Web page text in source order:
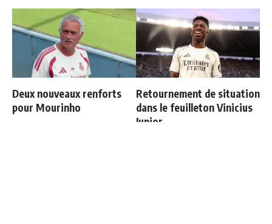
Deux nouveaux renforts
pour Mourinho
Retournement de situation
dans le feuilleton Vinicius
Junior